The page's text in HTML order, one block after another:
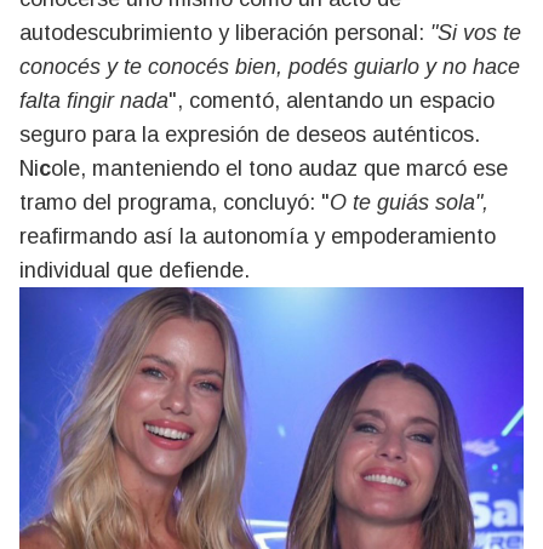
autodescubrimiento y liberación personal: "Si vos te
conocés y te conocés bien, podés guiarlo y no hace
falta fingir nada", comentó, alentando un espacio
seguro para la expresión de deseos auténticos.
Nicole, manteniendo el tono audaz que marcó ese
tramo del programa, concluyó: "O te guiás sola",
reafirmando así la autonomía y empoderamiento
individual que defiende.